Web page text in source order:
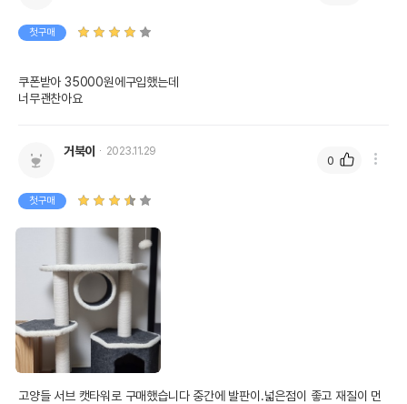
첫구매
쿠폰받아 35000원에구입했는데
너무괜찬아요
거북이 2023.11.29
첫구매
고양들 서브 캣타워로 구매했습니다 중간에 발판이.넓은점이 좋고 재질이 먼
0